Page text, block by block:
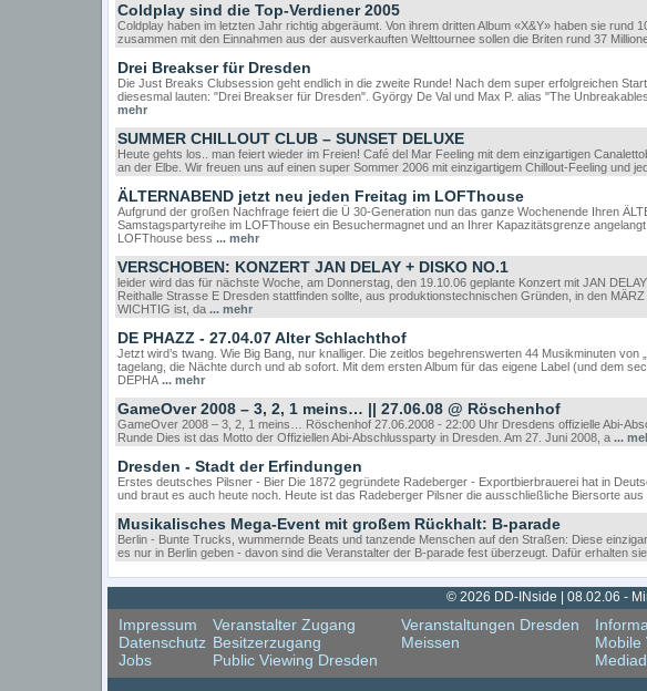
Cookie Consent plugin for the EU cookie law
Coldplay sind die Top-Verdiener 2005
Coldplay haben im letzten Jahr richtig abgeräumt. Von ihrem dritten Album «X&Y» haben sie rund
zusammen mit den Einnahmen aus der ausverkauften Welttournee sollen die Briten rund 37
Drei Breakser für Dresden
Die Just Breaks Clubsession geht endlich in die zweite Runde! Nach dem super erfolgreichen
diesesmal lauten: "Drei Breakser für Dresden". György De Val und Max P. alias "The
mehr
SUMMER CHILLOUT CLUB – SUNSET DELUXE
Heute gehts los.. man feiert wieder im Freien! Café del Mar Feeling mit dem einzigartigen
an der Elbe. Wir freuen uns auf einen super Sommer 2006 mit einzigartigem Chillout-Feeling und
ÄLTERNABEND jetzt neu jeden Freitag im LOFThouse
Aufgrund der großen Nachfrage feiert die Ü 30-Generation nun das ganze Wochenende Ihren
Samstagspartyreihe im LOFThouse ein Besuchermagnet und an Ihrer Kapazitätsgrenze
LOFThouse bess ... mehr
VERSCHOBEN: KONZERT JAN DELAY + DISKO NO.1
leider wird das für nächste Woche, am Donnerstag, den 19.10.06 geplante Konzert mit JAN
Reithalle Strasse E Dresden stattfinden sollte, aus produktionstechnischen Gründen, in den
WICHTIG ist, da ... mehr
DE PHAZZ - 27.04.07 Alter Schlachthof
Jetzt wird’s twang. Wie Big Bang, nur knalliger. Die zeitlos begehrenswerten 44 Musikminuten von
tagelang, die Nächte durch und ab sofort. Mit dem ersten Album für das eigene Label (und dem
DEPHA ... mehr
GameOver 2008 – 3, 2, 1 meins… || 27.06.08 @ Röschenhof
GameOver 2008 – 3, 2, 1 meins… Röschenhof 27.06.2008 - 22:00 Uhr Dresdens offizielle Abi-
Runde Dies ist das Motto der Offiziellen Abi-Abschlussparty in Dresden. Am 27. Juni 2008, a ...
Dresden - Stadt der Erfindungen
Erstes deutsches Pilsner - Bier Die 1872 gegründete Radeberger - Exportbierbrauerei hat in
und braut es auch heute noch. Heute ist das Radeberger Pilsner die ausschließliche Biersorte aus
Musikalisches Mega-Event mit großem Rückhalt: B-parade
Berlin - Bunte Trucks, wummernde Beats und tanzende Menschen auf den Straßen: Diese
es nur in Berlin geben - davon sind die Veranstalter der B-parade fest überzeugt. Dafür erhalten
© 2026 DD-INside | 08.02.06 -
Impressum
Datenschutz
Jobs
Veranstalter Zugang
Besitzerzugang
Public Viewing Dresden
Veranstaltungen Dresden
Meissen
Mobile